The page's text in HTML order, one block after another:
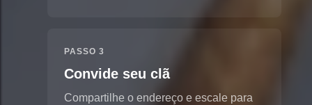
PASSO 3
Convide seu clã
Compartilhe o endereço e escale para